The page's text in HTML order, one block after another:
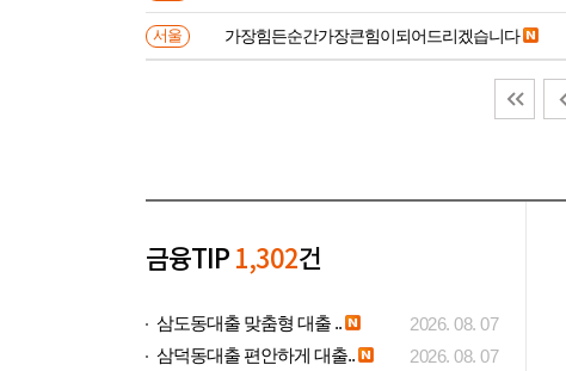
서울 가장힘든순간가장큰힘이되어드리겠습니다
금융TIP 1,302건
삼도동대출 맞춤형 대출 ..
2026. 08. 07
삼덕동대출 편안하게 대출..
2026. 08. 07